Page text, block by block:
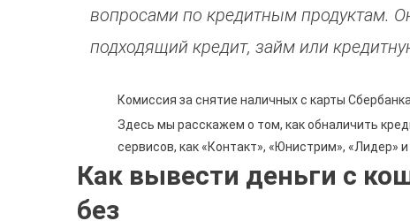
вопросами по кредитным продуктам.
подходящий кредит, займ или
Комиссия за снятие наличных с карты
Здесь мы расскажем о том, как обналичить
сервисов, как «Контакт», «Юнистрим», «Лидер» и
Как вывести деньги с
без